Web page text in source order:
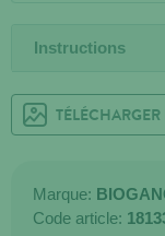
Instructions
Marque:
Code article: